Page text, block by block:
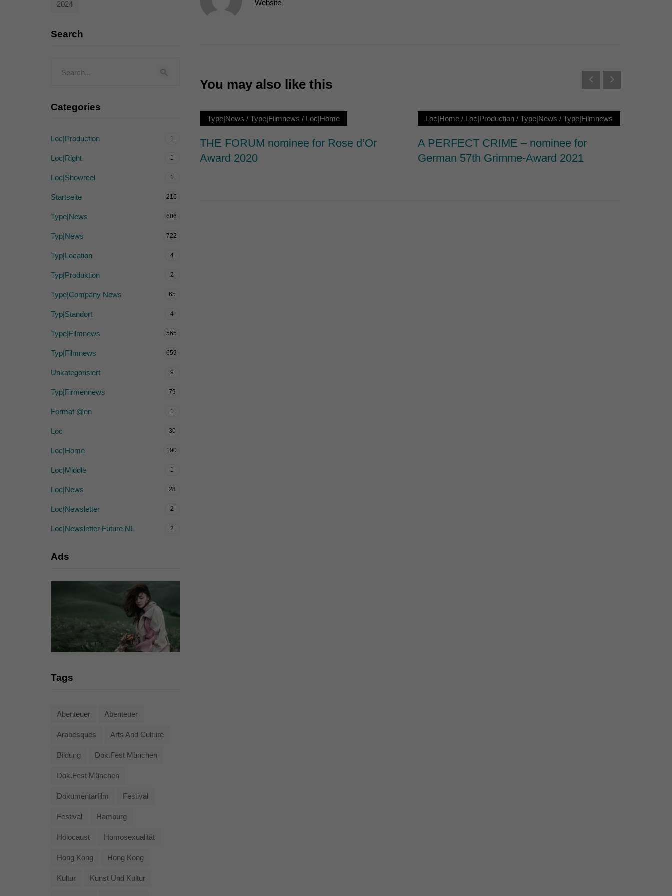
Website
You may also like this
Type|News / Type|Filmnews / Loc|Home
THE FORUM nominee for Rose d’Or
Award 2020
Loc|Home/ Loc|Production/ Type|News / Type|Filmnews
A PERFECT CRIME – nominee for
German 57th Grimme-Award 2021
2024
Search
Categories
Loc|Production 1
Loc|Right 1
Loc|Showreel 1
Startseite 216
Type|News 606
Typ|News 722
Typ|Location 4
Typ|Produktion 2
Type|Company News 65
Typ|Standort 4
Type|Filmnews 565
Typ|Filmnews 659
Unkategorisiert 9
Typ|Firmennews 79
Format @en 1
Loc 30
Loc|Home 190
Loc|Middle 1
Loc|News 28
Loc|Newsletter 2
Loc|Newsletter Future NL 2
Ads
Tags
Abenteuer Abenteuer
Arabesques Arts And Culture
Bildung Dok.fest München
Dok.fest München
Dokumentarfilm Festival
Festival Hamburg
Holocaust Homosexualität
Hong Kong Hong Kong
Kultur Kunst Und Kultur
Externe Medien (7)